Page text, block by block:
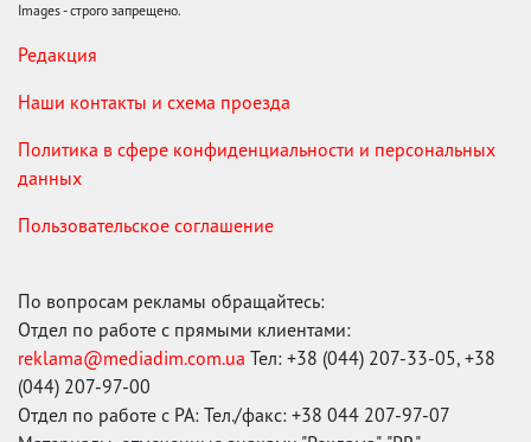
Images - строго запрещено.
Редакция
Наши контакты и схема проезда
Политика в сфере конфиденциальности и персональных
данных
Пользовательское соглашение
По вопросам рекламы обращайтесь:
Отдел по работе с прямыми клиентами:
reklama@mediadim.com.ua Тел: +38 (044) 207-33-05, +38
(044) 207-97-00
Отдел по работе с РА: Тел./факс: +38 044 207-97-07